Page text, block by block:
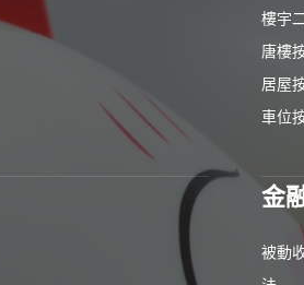
樓宇
唐樓
居屋
車位
金
被動